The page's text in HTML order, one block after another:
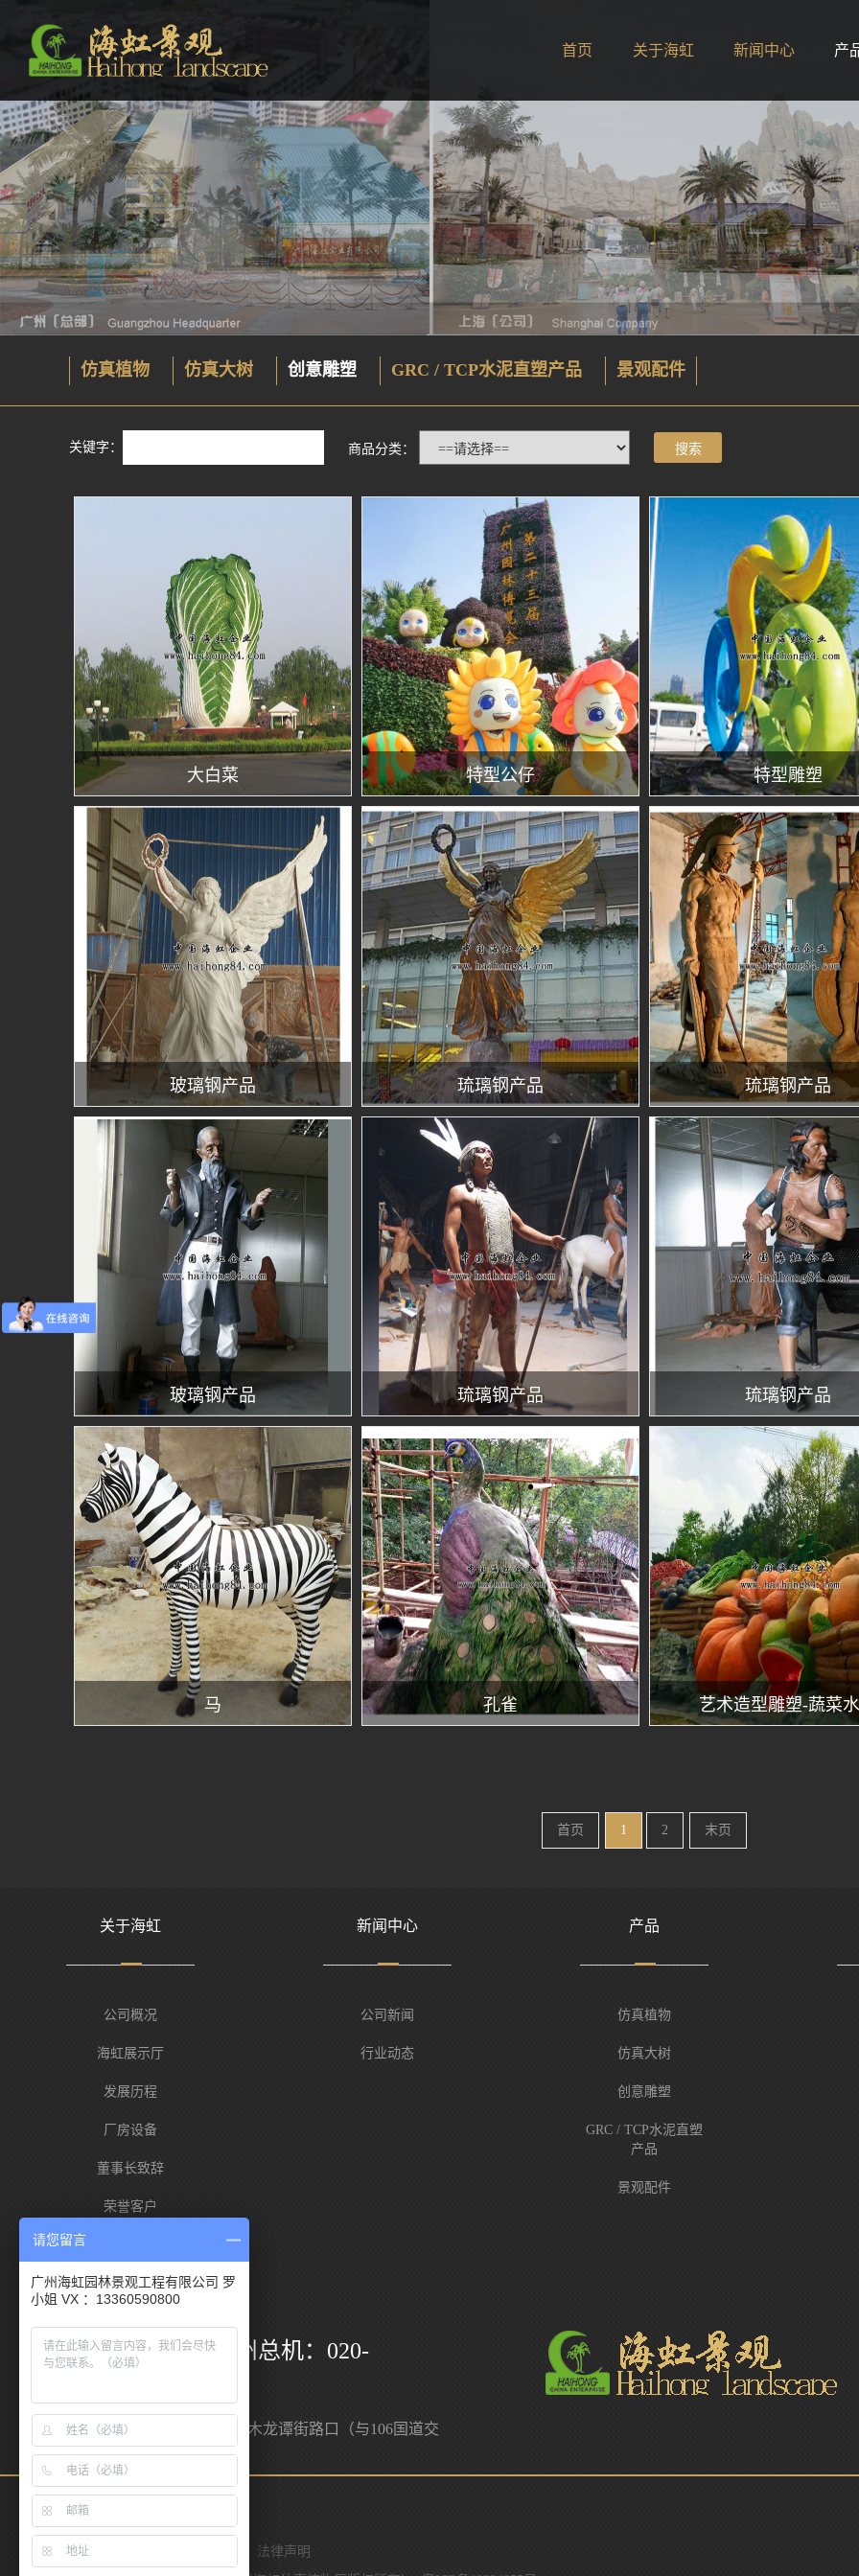
首页 关于海虹 新闻中心 产
仿真植物 仿真大树 创意雕塑 GRC / TCP水泥直塑产品 景观配件
关键字： 商品分类：
大白菜 特型公仔 特型雕塑
玻璃钢产品 琉璃钢产品 琉璃钢产品
玻璃钢产品 琉璃钢产品 琉璃钢产品
马 孔雀 艺术造型雕塑-蔬菜
首页 1 2 末页
关于海虹
公司概况
海虹展示厅
发展历程
厂房设备
董事长致辞
荣誉客户
新闻中心
公司新闻
行业动态
产品
仿真植物
仿真大树
创意雕塑
GRC / TCP水泥直塑
产品
景观配件
服务热线
400-88111-96 / 广州总机：020-
邮箱：yzhh84@vip.sina.com
地址：广州市白云区人和镇木龙谭街路口（与106国道交
叉口）
联系我们
法律声明
请您留言
广州海虹园林景观工程有限公司 罗
小姐 VX ：13360590800